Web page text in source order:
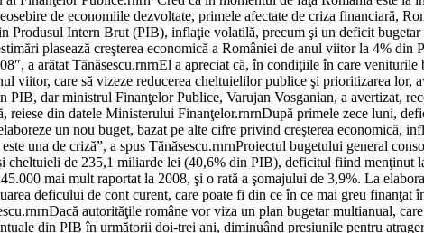
de economiile dezvoltate, primele afectate de criza financiară,
Intern Brut (PIB), inflaţie volatilă, precum şi un deficit bugetar
plasează creşterea economică a României de anul viitor la 4% din
a arătat Tănăsescu.rnrnEl a apreciat că, în condiţiile în care veniturile
care să vizeze reducerea cheltuielilor publice şi prioritizarea lor,
PIB, dar ministrul Finanţelor Publice, Varujan Vosganian, a avertizat,
reiese din datele Ministerului Finanţelor.rnrnDupă primele zece luni,
un nou buget, bazat pe alte cifre privind creşterea economică,
una de criză”, a spus Tănăsescu.rnrnProiectul bugetului general
de 235,1 miliarde lei (40,6% din PIB), deficitul fiind menţinut
mai mult raportat la 2008, şi o rată a şomajului de 3,9%. La
deficului de cont curent, care poate fi din ce în ce mai greu finanţat
autorităţile române vor viza un plan bugetar multianual,
din PIB în următorii doi-trei ani, diminuând presiunile pentru